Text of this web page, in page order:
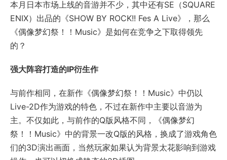
本月日本市场上线的音游并不少，其中还有SE（SQUARE
ENIX）出品的《SHOW BY ROCK!! Fes A Live》，那么
《偶像梦幻祭！！Music》是如何在竞争之下取得领先
的？
强大阵容打造的IP衍生作
与前作相同，在新作《偶像梦幻祭！！Music》中仍以
Live-2D作为游戏的特色，不过在新作中主要以音游为
主。不仅如此，与前作的Q版风格不同，《偶像梦幻
祭！！Music》中的背景一改Q版的风格，换成了游戏角色
们的3D演出画面，当然玩家如果认为背景太花影响到游戏